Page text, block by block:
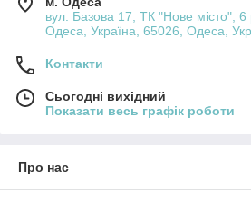
вул. Базова 17, ТК "Нове місто",
Одеса, Україна, 65026, Одеса,
Контакти
Сьогодні вихідний
Показати весь графік роботи
Про нас